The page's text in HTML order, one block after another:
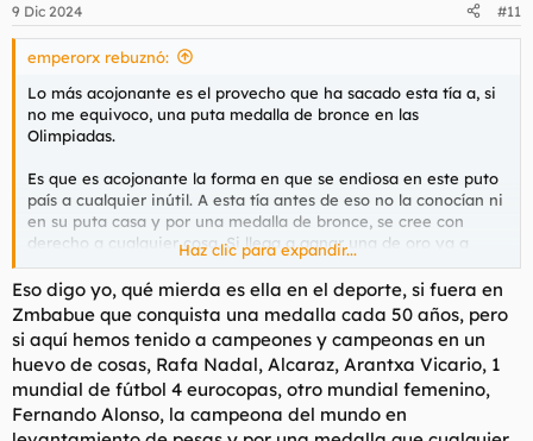
e
s
9 Dic 2024 #11
emperorx rebuznó:
Lo más acojonante es el provecho que ha sacado esta tía a, si
no me equivoco, una puta medalla de bronce en las
Olimpiadas.
Es que es acojonante la forma en que se endiosa en este puto
país a cualquier inútil. A esta tía antes de eso no la conocían ni
en su puta casa y por una medalla de bronce, se cree con
derecho a cualquier cosa. Si llega a ganar una de oro ya a
saber de lo que sería capaz.
Y la culpa mayor la tienen los medios de deinformación por
hacerle caso a cada gilipollez que suelta en lugar de mandarla
a tomar por culo.
Nos está quedando un país precioso eh?
Haz clic para expandir...
Eso digo yo, qué mierda es ella en el deporte, si fuera en
Zmbabue que conquista una medalla cada 50 años, pero
si aquí hemos tenido a campeones y campeonas en un
huevo de cosas, Rafa Nadal, Alcaraz, Arantxa Vicario, 1
mundial de fútbol 4 eurocopas, otro mundial femenino,
Fernando Alonso, la campeona del mundo en